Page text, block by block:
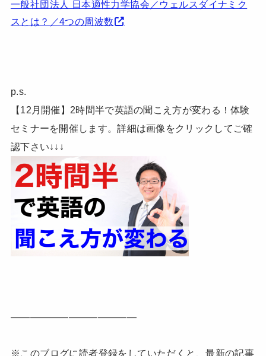
一般社団法人 日本適性力学協会／ウェルスダイナミク
スとは？／4つの周波数
p.s.
【12月開催】2時間半で英語の聞こえ方が変わる！体験
セミナーを開催します。詳細は画像をクリックしてご確
認下さい↓↓↓
—————————————
※このブログに読者登録をしていただくと、最新の記事